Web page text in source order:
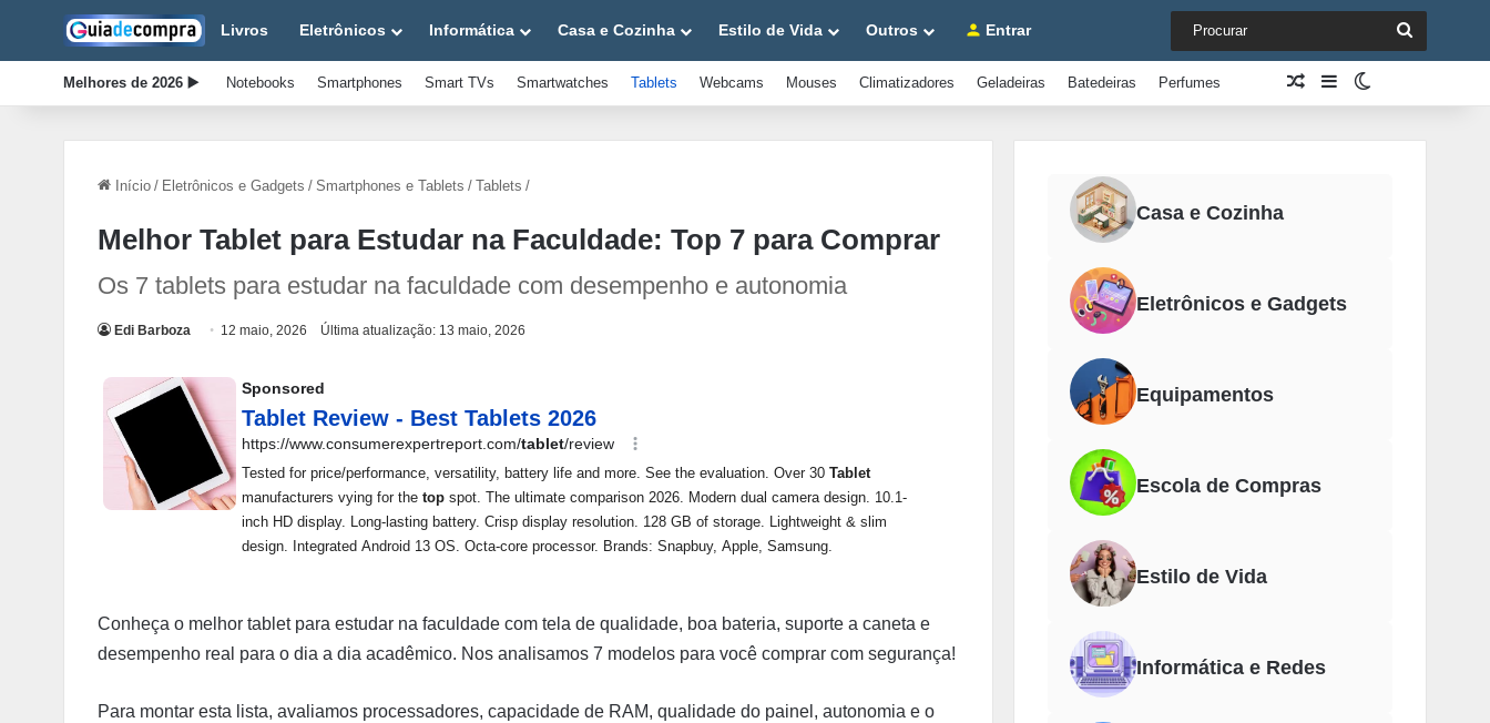
Livros Eletrônicos Informática Casa e Cozinha Estilo de Vida Outros Entrar
Melhores de 2026 ▶️ Notebooks Smartphones Smart TVs Smartwatches Tablets Webcams Mouses Climatizadores Geladeiras Batedeiras Perfumes Artigo aleatório
Barra Lateral
Início / Eletrônicos e Gadgets / Smartphones e Tablets / Tablets /
Melhor Tablet para Estudar na Faculdade: Top 7 para Comprar
Os 7 tablets para estudar na faculdade com desempenho e autonomia
Edi Barboza 12 maio, 2026 Última atualização: 13 maio, 2026
Conheça o melhor tablet para estudar na faculdade com tela de qualidade, boa bateria, suporte a caneta e
desempenho real para o dia a dia acadêmico. Nos analisamos 7 modelos para você comprar com segurança!
Para montar esta lista, avaliamos processadores, capacidade de RAM, qualidade do painel, autonomia e o
Casa e Cozinha
Eletrônicos e Gadgets
Equipamentos
Escola de Compras
Estilo de Vida
Informática e Redes